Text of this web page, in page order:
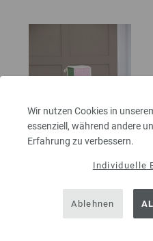
Wir nutzen Cookies in
essenziell, während andere
Erfahrung zu verbessern.
Individuelle
Ablehnen
INFANTI EDITION No. 4 | Modell